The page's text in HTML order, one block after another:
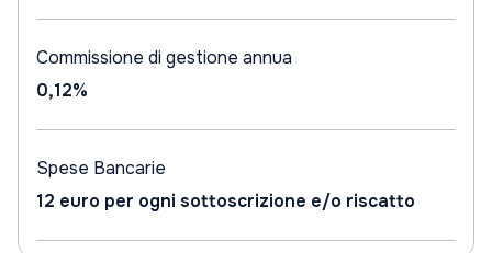
Commissione di gestione annua
0,12%
Spese Bancarie
12 euro per ogni sottoscrizione e/o riscatto